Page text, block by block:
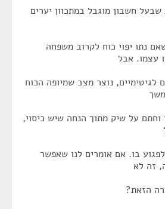
חשבון מוגבל במתכוון יערים
נתו יפוי כוח לקרוב משפחה
עצמו. אבל
לגיטימיים, נוצר מצב שמיופה הכוח
על שיק מתוך הנחה שיש כיסוי,
בו. אם אומרים לנו שאפשר
זה לא
הזאת?